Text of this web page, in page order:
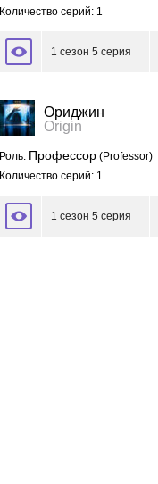
Количество серий: 1
1 сезон 5 серия
Ориджин
Origin
Роль: Профессор (Professor)
Количество серий: 1
1 сезон 5 серия